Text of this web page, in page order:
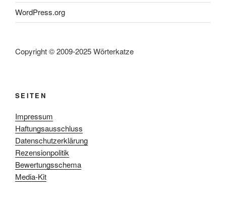
WordPress.org
Copyright © 2009-2025 Wörterkatze
SEITEN
Impressum
Haftungsausschluss
Datenschutzerklärung
Rezensionpolitik
Bewertungsschema
Media-Kit